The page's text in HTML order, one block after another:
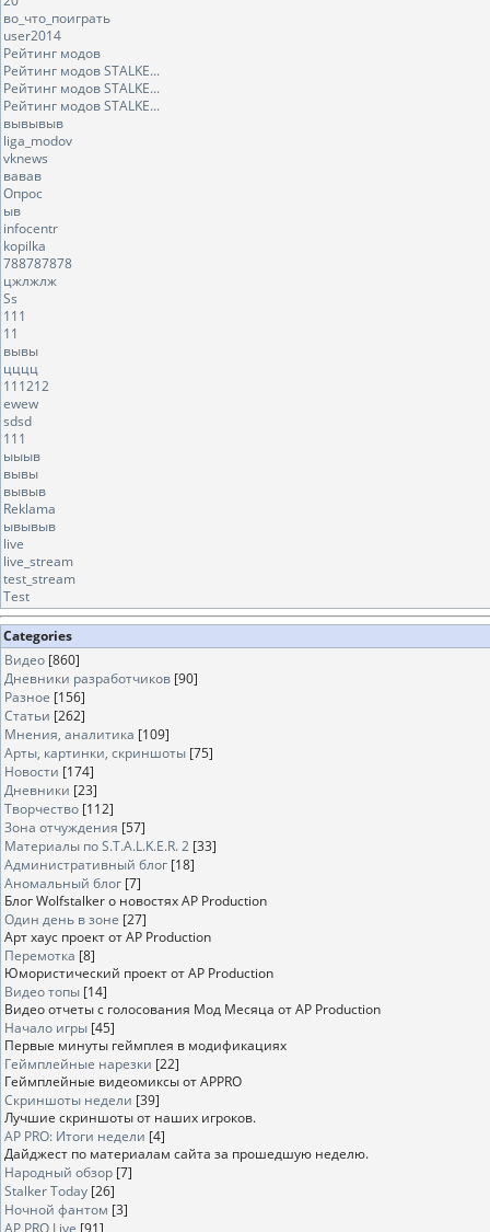
во_что_поиграть
user2014
Рейтинг модов
Рейтинг модов STALKE...
Рейтинг модов STALKE...
Рейтинг модов STALKE...
вывывыв
liga_modov
vknews
вавав
Опрос
ыв
infocentr
kopilka
788787878
цжлжлж
Ss
111
11
вывы
цццц
111212
ewew
sdsd
111
ыыыв
вывы
вывыв
Reklama
ывывыв
live
live_stream
test_stream
Test
Categories
Видео [860]
Дневники разработчиков [90]
Разное [156]
Статьи [262]
Мнения, аналитика [109]
Арты, картинки, скриншоты [75]
Новости [174]
Дневники [23]
Творчество [112]
Зона отчуждения [57]
Материалы по S.T.A.L.K.E.R. 2 [33]
Административный блог [18]
Аномальный блог [7]
Блог Wolfstalker о новостях AP Production
Один день в зоне [27]
Арт хаус проект от AP Production
Перемотка [8]
Юмористический проект от AP Production
Видео топы [14]
Видео отчеты с голосования Мод Месяца от AP Production
Начало игры [45]
Первые минуты геймплея в модификациях
Геймплейные нарезки [22]
Геймплейные видеомиксы от APPRO
Скриншоты недели [39]
Лучшие скриншоты от наших игроков.
AP PRO: Итоги недели [4]
Дайджест по материалам сайта за прошедшую неделю.
Народный обзор [7]
Stalker Today [26]
Ночной фантом [3]
AP PRO Live [91]